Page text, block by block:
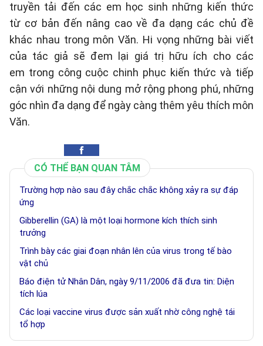
truyền tải đến các em học sinh những kiến thức
từ cơ bản đến nâng cao về đa dạng các chủ đề
khác nhau trong môn Văn. Hi vọng những bài viết
của tác giả sẽ đem lại giá trị hữu ích cho các
em trong công cuộc chinh phục kiến thức và tiếp
cận với những nội dung mở rộng phong phú, những
góc nhìn đa dạng để ngày càng thêm yêu thích môn
Văn.
CÓ THỂ BẠN QUAN TÂM
Trường hợp nào sau đây chắc chắc không xảy ra sự đáp
ứng
Gibberellin (GA) là một loại hormone kích thích sinh
trưởng
Trình bày các giai đoạn nhân lên của virus trong tế bào
vật chủ
Báo điện tử Nhân Dân, ngày 9/11/2006 đã đưa tin: Diện
tích lúa
Các loại vaccine virus được sản xuất nhờ công nghệ tái
tổ hợp